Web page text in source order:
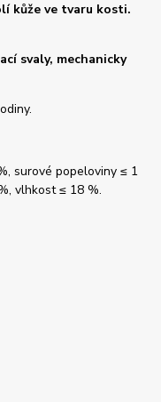
kůže ve tvaru kosti.
svaly, mechanicky
surové popeloviny ≤ 1
vlhkost ≤ 18 %.